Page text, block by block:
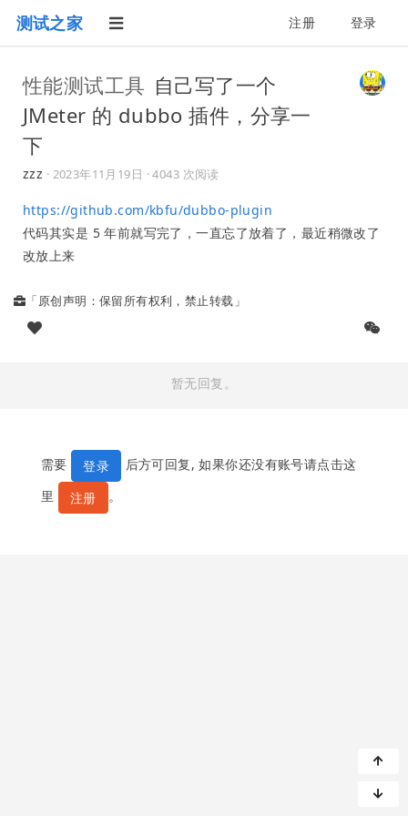
测试之家 注册 登录
性能测试工具 自己写了一个
JMeter 的 dubbo 插件，分享一
下
zzz · 2023年11月19日 · 4043 次阅读
https://github.com/kbfu/dubbo-plugin
代码其实是 5 年前就写完了，一直忘了放着了，最近稍微改了
改放上来
「原创声明：保留所有权利，禁止转载」
暂无回复。
需要 登录
后方可回复, 如果你还没有账号请点击这
里
注册 。